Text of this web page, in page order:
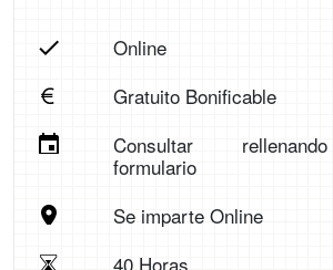
Online
Gratuito Bonificable
Consultar
formulario
Se imparte Online
40 Horas